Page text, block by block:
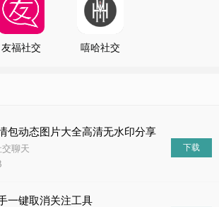
友福社交
嘻哈社交
包动态图片大全高清无水印分享
聊天
下载
一键取消关注工具